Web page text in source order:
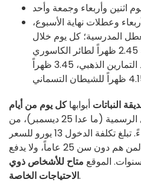
اثنين وأربعاء وجمعة وأحد
وعطلات نهاية الأسبوع،
المدرسية؛ كل يوم خلال
العطل المدرسية) في الساعة 2.45 ظهراً لطائر الكاسوري
ذو الخوذة، 3.15 ظهراً للأسد التمارين الذهبي، 3.45 ظهراً
النباتات أبوابهاكل يوم من أيام
بما في ذلك أيام العطل الرسمية (ما عدا 25 ديسمبر)، من
الساعة 10 صباحًا حتى 5 مساءً. تبلغ تكلفة الدخول 13 يورو للسعر
الكامل، و10 يورو امتيازات لمن هم دون سن 25 عاماً، ولا يدفع
متاح للأشخاص ذوي
الاحتياجات الخاصة.